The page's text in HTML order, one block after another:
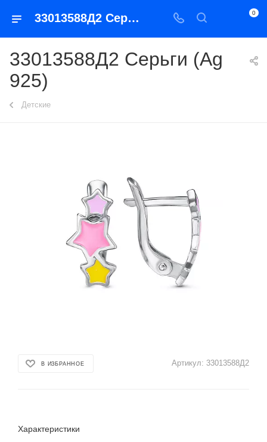
33013588Д2 Серьги (Ag 925) 0
33013588Д2 Серьги (Ag
925)
Детские
В ИЗБРАННОЕ Артикул: 33013588Д2
Характеристики